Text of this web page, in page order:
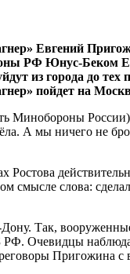
Евгений
РФ Юнус-
из города до
пойдет на
России)
А мы ничего не
слова: сделал
Так,
Очевидцы
Пригожина